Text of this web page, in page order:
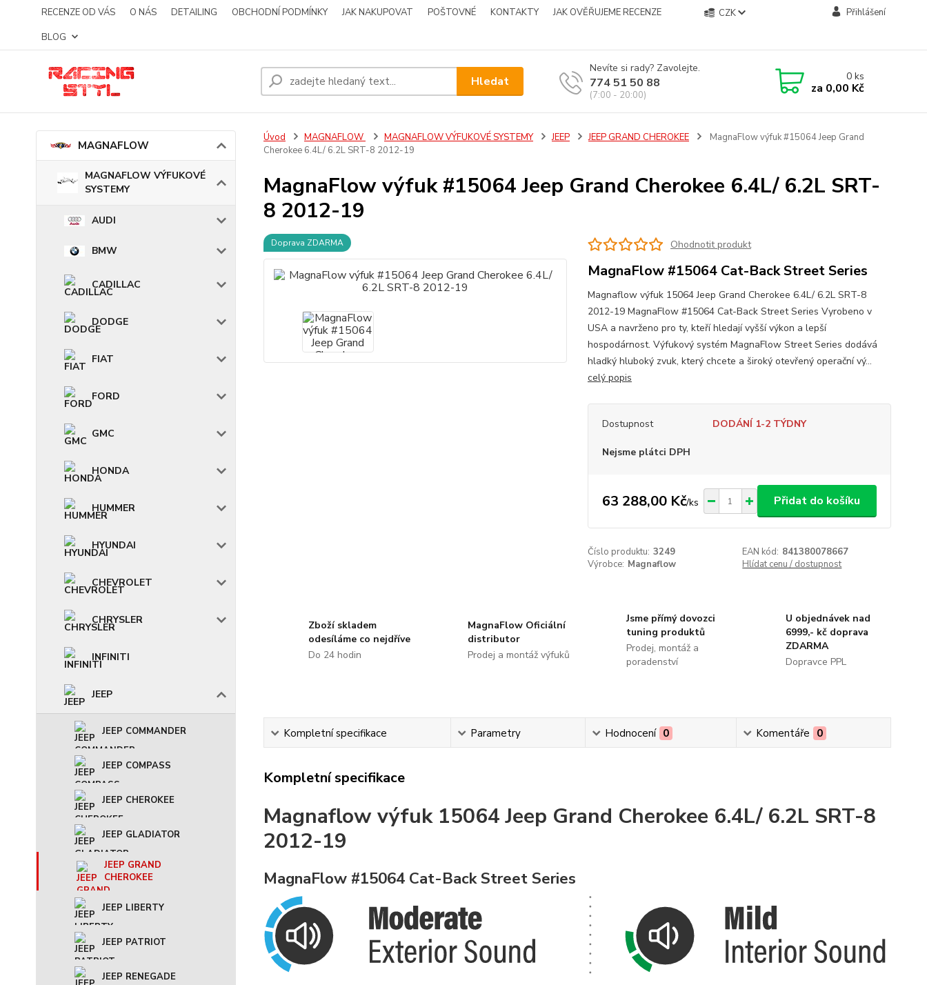
RECENZE OD VÁS O NÁS DETAILING OBCHODNÍ PODMÍNKY JAK NAKUPOVAT POŠTOVNÉ KONTAKTY
JAK OVĚŘUJEME RECENZE
BLOG
CZK Přihlášení
Hledat
Nevíte si rady? Zavolejte.
774 51 50 88
(7:00 - 20:00)
0ks
za 0,00 Kč
MAGNAFLOW
MAGNAFLOW VÝFUKOVÉ
SYSTEMY
AUDI
BMW
CADILLAC
DODGE
FIAT
FORD
GMC
HONDA
HUMMER
HYUNDAI
CHEVROLET
CHRYSLER
INFINITI
JEEP
JEEP COMMANDER
JEEP COMPASS
JEEP CHEROKEE
JEEP GLADIATOR
JEEP GRAND
CHEROKEE
JEEP LIBERTY
JEEP PATRIOT
JEEP RENEGADE
Úvod MAGNAFLOW MAGNAFLOW VÝFUKOVÉ SYSTEMY JEEP JEEP GRAND CHEROKEE
MagnaFlow výfuk #15064 Jeep Grand
Cherokee 6.4L/ 6.2L SRT-8 2012-19
MagnaFlow výfuk #15064 Jeep Grand Cherokee 6.4L/ 6.2L SRT-
8 2012-19
Doprava ZDARMA Ohodnotit produkt
MagnaFlow #15064 Cat-Back Street Series
Magnaflow výfuk 15064 Jeep Grand Cherokee 6.4L/ 6.2L SRT-8
2012-19 MagnaFlow #15064 Cat-Back Street Series Vyrobeno v
USA a navrženo pro ty, kteří hledají vyšší výkon a lepší
hospodárnost. Výfukový systém MagnaFlow Street Series dodává
hladký hluboký zvuk, který chcete a široký otevřený operační vý...
celý popis
Dostupnost DODÁNÍ 1-2 TÝDNY
Nejsme plátci DPH
63 288,00 Kč/ks Přidat do košíku
Číslo produktu: 3249 EAN kód: 841380078667
Výrobce: Magnaflow Hlídat cenu / dostupnost
Zboží skladem
odesíláme co nejdříve
Do 24 hodin
MagnaFlow Oficiální
distributor
Prodej a montáž výfuků
Jsme přímý dovozci
tuning produktů
Prodej, montáž a
poradenství
U objednávek nad
6999,- kč doprava
ZDARMA
Dopravce PPL
Kompletní specifikace Parametry Hodnocení 0 Komentáře 0
Kompletní specifikace
Magnaflowvýfuk15064 Jeep Grand Cherokee 6.4L/ 6.2L SRT-8
2012-19
MagnaFlow #15064 Cat-Back Street Series